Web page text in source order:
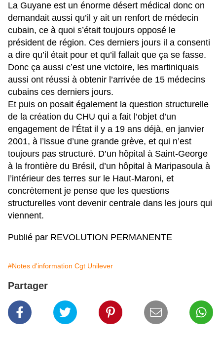
La Guyane est un énorme désert médical donc on
demandait aussi qu’il y ait un renfort de médecin
cubain, ce à quoi s’était toujours opposé le
président de région. Ces derniers jours il a consenti
a dire qu’il était pour et qu’il fallait que ça se fasse.
Donc ça aussi c’est une victoire, les martiniquais
aussi ont réussi à obtenir l’arrivée de 15 médecins
cubains ces derniers jours.
Et puis on posait également la question structurelle
de la création du CHU qui a fait l’objet d’un
engagement de l’État il y a 19 ans déjà, en janvier
2001, à l’issue d’une grande grève, et qui n’est
toujours pas structuré. D’un hôpital à Saint-George
à la frontière du Brésil, d’un hôpital à Maripasoula à
l’intérieur des terres sur le Haut-Maroni, et
concrètement je pense que les questions
structurelles vont devenir centrale dans les jours qui
viennent.
Publié par REVOLUTION PERMANENTE
#Notes d'information Cgt Unilever
Partager